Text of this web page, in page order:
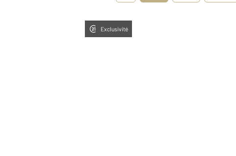
Exclusivité